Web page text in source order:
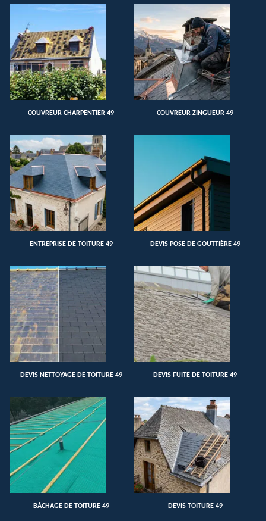
COUVREUR CHARPENTIER 49 COUVREUR ZINGUEUR 49
ENTREPRISE DE TOITURE 49 DEVIS POSE DE GOUTTIÈRE 49
DEVIS NETTOYAGE DE TOITURE 49 DEVIS FUITE DE TOITURE 49
BÂCHAGE DE TOITURE 49 DEVIS TOITURE 49